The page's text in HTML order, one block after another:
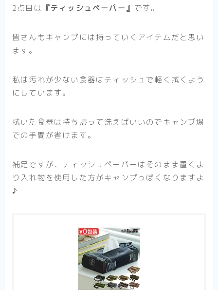
2点目は 『ティッシュペーパー』 です。
皆さんもキャンプには持っていくアイテムだと思い
ます。
私は汚れが少ない食器はティッシュで軽く拭くよう
にしています。
拭いた食器は持ち帰って洗えばいいのでキャンプ場
での手間が省けます。
補足ですが、ティッシュペーパーはそのまま置くよ
り入れ物を使用した方がキャンプっぽくなりますよ
♪